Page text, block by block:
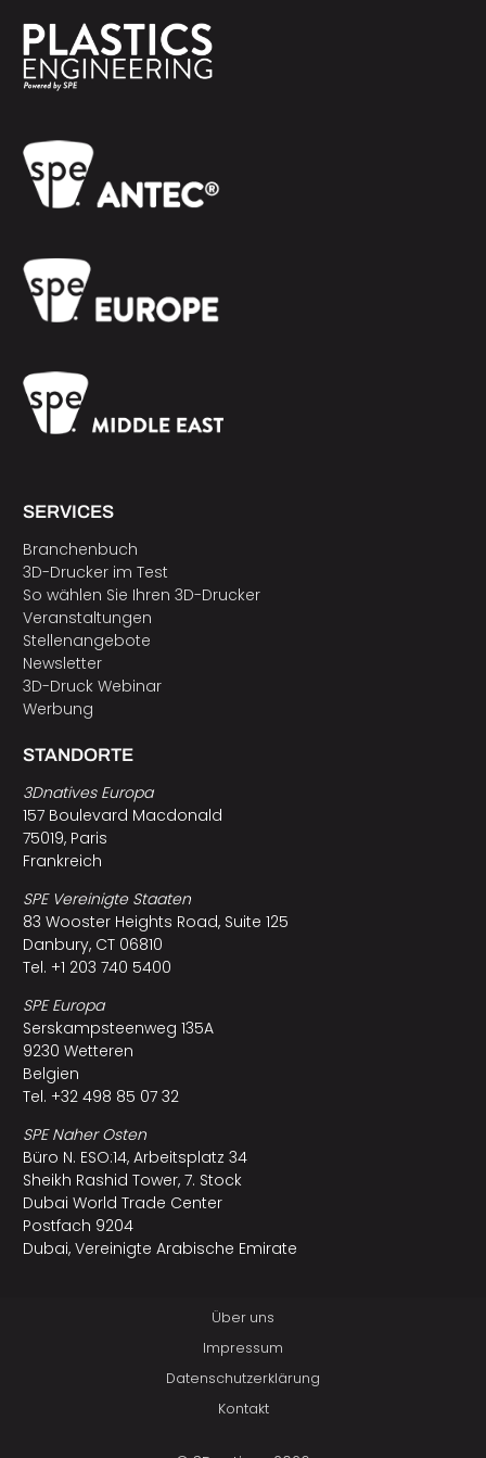
SERVICES
Branchenbuch
3D-Drucker im Test
So wählen Sie Ihren 3D-Drucker
Veranstaltungen
Stellenangebote
Newsletter
3D-Druck Webinar
Werbung
STANDORTE
3Dnatives Europa
157 Boulevard Macdonald
75019, Paris
Frankreich
SPE Vereinigte Staaten
83 Wooster Heights Road, Suite 125
Danbury, CT 06810
Tel. +1 203 740 5400
SPE Europa
Serskampsteenweg 135A
9230 Wetteren
Belgien
Tel. +32 498 85 07 32
SPE Naher Osten
Büro N. ESO:14, Arbeitsplatz 34
Sheikh Rashid Tower, 7. Stock
Dubai World Trade Center
Postfach 9204
Dubai, Vereinigte Arabische Emirate
Über uns
Impressum
Datenschutzerklärung
Kontakt